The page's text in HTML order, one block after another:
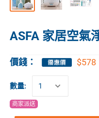
ASFA 家居空氣
價錢： $578
數量:
商家派送